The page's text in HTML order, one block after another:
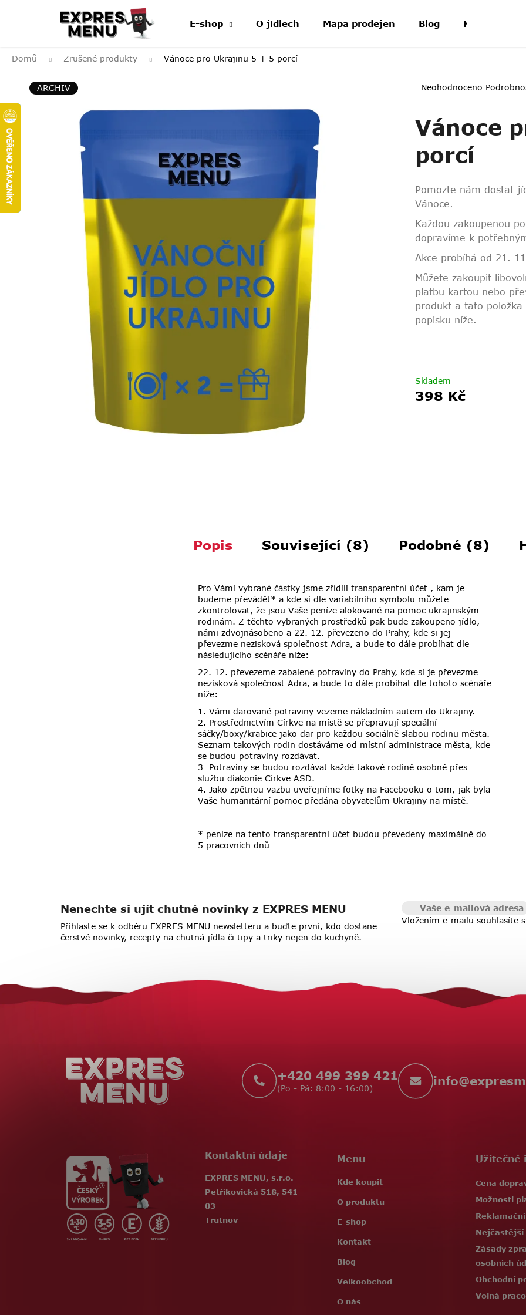
E-shop O jídlech Mapa prodejen Blog Kontakt
Domů Zrušené produkty Vánoce pro Ukrajinu 5 + 5 porcí
Průměrné
je
0,0
5
hvězdiček.
Neohodnoceno
Vánoce
porcí
Pomozte nám dostat
Vánoce.
Každou zakoupenou
dopravíme k
Akce probíhá od 21.
Můžete zakoupit
platbu kartou nebo
produkt a tato položka
popisku níže.
Skladem
398 Kč
ARCHIV
Popis Související (8) Podobné (8)
Pro Vámi vybrané částky jsme zřídili transparentní účet , kam je
budeme převádět* a kde si dle variabilního symbolu můžete
zkontrolovat, že jsou Vaše peníze alokované na pomoc ukrajinským
rodinám. Z těchto vybraných prostředků pak bude zakoupeno jídlo,
námi zdvojnásobeno a 22. 12. převezeno do Prahy, kde si jej
převezme nezisková společnost Adra, a bude to dále probíhat dle
následujícího scénáře níže:
22. 12. převezeme zabalené potraviny do Prahy, kde si je převezme
nezisková společnost Adra, a bude to dále probíhat dle tohoto scénáře
níže:
1. Vámi darované potraviny vezeme nákladním autem do Ukrajiny.
2. Prostřednictvím Církve na místě se přepravují speciální
sáčky/boxy/krabice jako dar pro každou sociálně slabou rodinu města.
Seznam takových rodin dostáváme od místní administrace města, kde
se budou potraviny rozdávat.
3 Potraviny se budou rozdávat každé takové rodině osobně přes
službu diakonie Církve ASD.
4. Jako zpětnou vazbu uveřejníme fotky na Facebooku o tom, jak byla
Vaše humanitární pomoc předána obyvatelům Ukrajiny na místě.
* peníze na tento transparentní účet budou převedeny maximálně do
5 pracovních dnů
Nenechte si ujít chutné novinky z EXPRES MENU
Přihlaste se k odběru EXPRES MENU newsletteru a buďte první, kdo dostane
čerstvé novinky, recepty na chutná jídla či tipy a triky nejen do kuchyně.
Vložením e-mailu souhlasíte s
Z
+420 499 399 421
(Po - Pá: 8:00 - 16:00) info@
Kontaktní údaje
EXPRES MENU, s.r.o.
Petříkovická 518, 541
03
Trutnov
Menu
Kde koupit
O produktu
E-shop
Kontakt
Blog
Velkoobchod
O nás
Užitečné
Cena
Možnosti
Nejčastější
Zásady
osobních
Obchodní
Volná